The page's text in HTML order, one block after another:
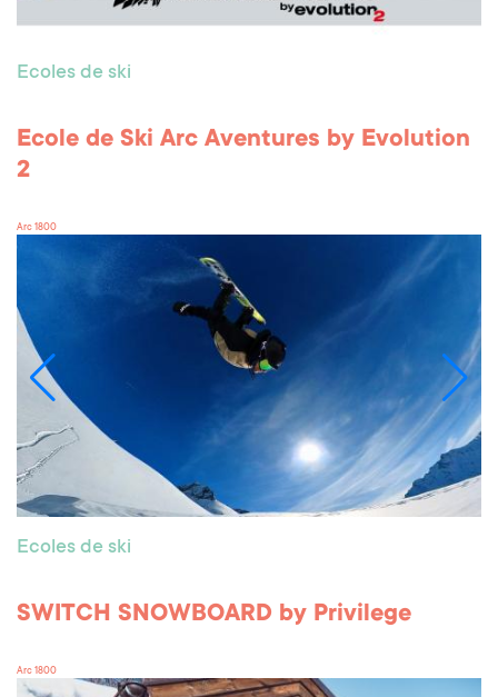
Ecoles de ski
Ecole de Ski Arc Aventures by Evolution
2
Arc 1800
Ecoles de ski
SWITCH SNOWBOARD by Privilege
Arc 1800